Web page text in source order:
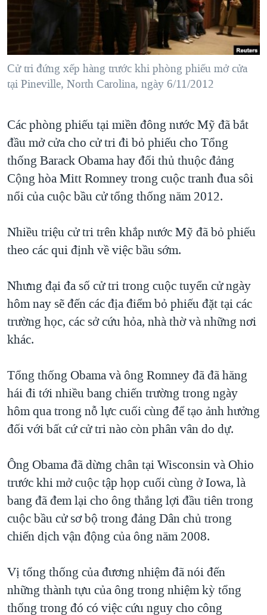
"Tìm"
NGƯỜI VIỆT HẢI NGOẠI
KINH TẾ
KHOA HỌC
VĂN HOÁ
THỂ THAO
GIÁO DỤC
HÀNH TRÌNH BẦU CỬ 2024
MỘT NĂM CHIẾN TRANH TẠI DẢI GAZA
GIẢI MÃ VÀNH ĐAI & CON ĐƯỜNG
NGÀY TỊ NẠN THẾ GIỚI
GROUND ZERO – XƯA VÀ NAY
CHI PHÍ CHIẾN TRANH AFGHANISTAN
CÁC GIÁ TRỊ CỘNG HÒA Ở VIỆT NAM
THƯỢNG ĐỈNH TRUMP-KIM TẠI VIỆT NAM
NGƯ DÂN VIỆT VÀ LÀN SÓNG TRỘM HẢI SÂM
QUAN HỆ VIỆT MỸ
VIDEO
MẠNG XÃ HỘI
Ngôn ngữ khác
Cử tri đứng xếp hàng trước khi phòng phiếu mở cửa
tại Pineville, North Carolina, ngày 6/11/2012
Các phòng phiếu tại miền đông nước Mỹ đã bắt
đầu mở cửa cho cử tri đi bỏ phiếu cho Tổng
thống Barack Obama hay đối thủ thuộc đảng
Cộng hòa Mitt Romney trong cuộc tranh đua sôi
nổi của cuộc bầu cử tổng thống năm 2012.
Nhiều triệu cử tri trên khắp nước Mỹ đã bỏ phiếu
theo các qui định về việc bầu sớm.
Nhưng đại đa số cử tri trong cuộc tuyển cử ngày
hôm nay sẽ đến các địa điểm bỏ phiếu đặt tại các
trường học, các sở cứu hỏa, nhà thờ và những nơi
khác.
Tổng thống Obama và ông Romney đã đã hăng
hái đi tới nhiều bang chiến trường trong ngày
hôm qua trong nỗ lực cuối cùng để tạo ảnh hưởng
đối với bất cứ cử tri nào còn phân vân do dự.
Ông Obama đã dừng chân tại Wisconsin và Ohio
trước khi mở cuộc tập họp cuối cùng ở Iowa, là
bang đã đem lại cho ông thắng lợi đầu tiên trong
cuộc bầu cử sơ bộ trong đảng Dân chủ trong
chiến dịch vận động của ông năm 2008.
Vị tổng thống của đương nhiệm đã nói đến
những thành tựu của ông trong nhiệm kỳ tổng
thống trong đó có việc cứu nguy cho công